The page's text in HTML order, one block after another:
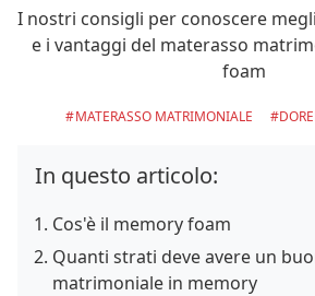
I nostri consigli per conoscere
e i vantaggi del materasso
foam
MATERASSO MATRIMONIALE
In questo articolo:
Cos'è il memory foam
Quanti strati deve avere un
matrimoniale in memory